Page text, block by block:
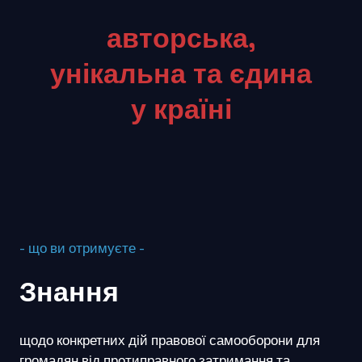
авторська,
унікальна та єдина
у країні
- що ви отримуєте -
Знання
щодо конкретних дій правової самооборони для